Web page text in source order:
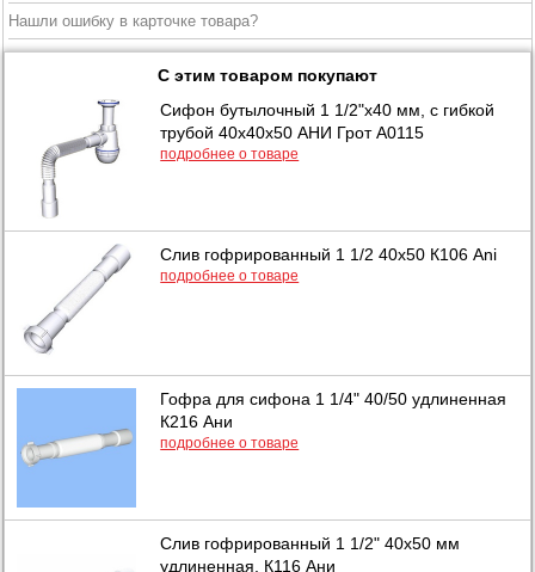
Нашли ошибку в карточке товара?
С этим товаром покупают
Сифон бутылочный 1 1/2"х40 мм, с гибкой
трубой 40х40х50 АНИ Грот А0115
подробнее о товаре
Слив гофрированный 1 1/2 40х50 К106 Ani
подробнее о товаре
Гофра для сифона 1 1/4" 40/50 удлиненная
К216 Ани
подробнее о товаре
Слив гофрированный 1 1/2" 40х50 мм
удлиненная, К116 Ани